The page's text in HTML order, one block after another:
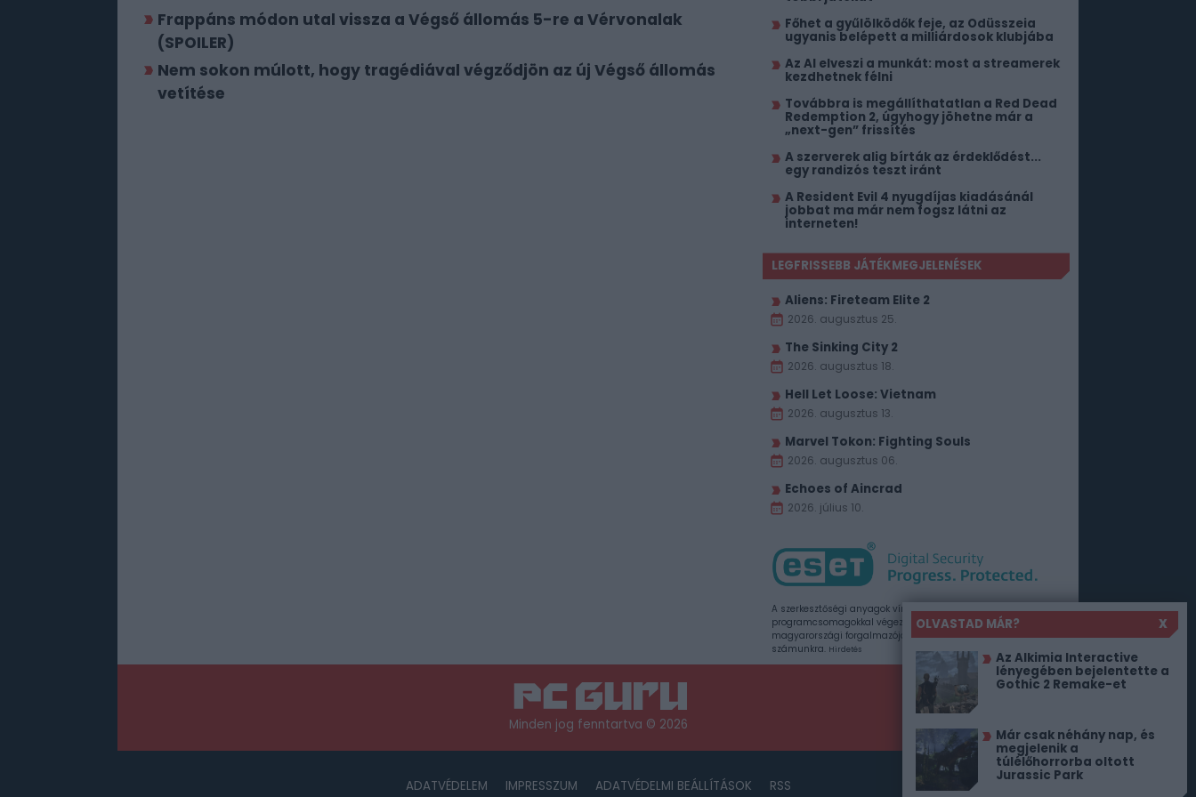
Frappáns módon utal vissza a Végső állomás 5-re a Vérvonalak
(SPOILER)
Nem sokon múlott, hogy tragédiával végződjön az új Végső állomás
vetítése
OLVASTAD MÁR?
X
Az Alkimia Interactive
lényegében bejelentette a
Gothic 2 Remake-et
Már csak néhány nap, és
megjelenik a
túlélőhorrorba oltott
Jurassic Park
Főhet a gyűlölködők feje, az Odüsszeia
ugyanis belépett a milliárdosok klubjába
Az AI elveszi a munkát: most a streamerek
kezdhetnek félni
Továbbra is megállíthatatlan a Red Dead
Redemption 2, úgyhogy jöhetne már a
„next-gen” frissítés
A szerverek alig bírták az érdeklődést...
egy randizós teszt iránt
A Resident Evil 4 nyugdíjas kiadásánál
jobbat ma már nem fogsz látni az
interneten!
LEGFRISSEBB JÁTÉKMEGJELENÉSEK
Aliens: Fireteam Elite 2
2026. augusztus 25.
The Sinking City 2
2026. augusztus 18.
Hell Let Loose: Vietnam
2026. augusztus 13.
Marvel Tokon: Fighting Souls
2026. augusztus 06.
Echoes of Aincrad
2026. július 10.
A szerkesztőségi anyagok vírusellenőrzését az ESET
programcsomagokkal végezzük, amelyet a szoftver
magyarországi forgalmazója, a Sicontact Kft. biztosít
számunkra. Hirdetés
Minden jog fenntartva © 2026
ADATVÉDELEM IMPRESSZUM ADATVÉDELMI BEÁLLÍTÁSOK RSS